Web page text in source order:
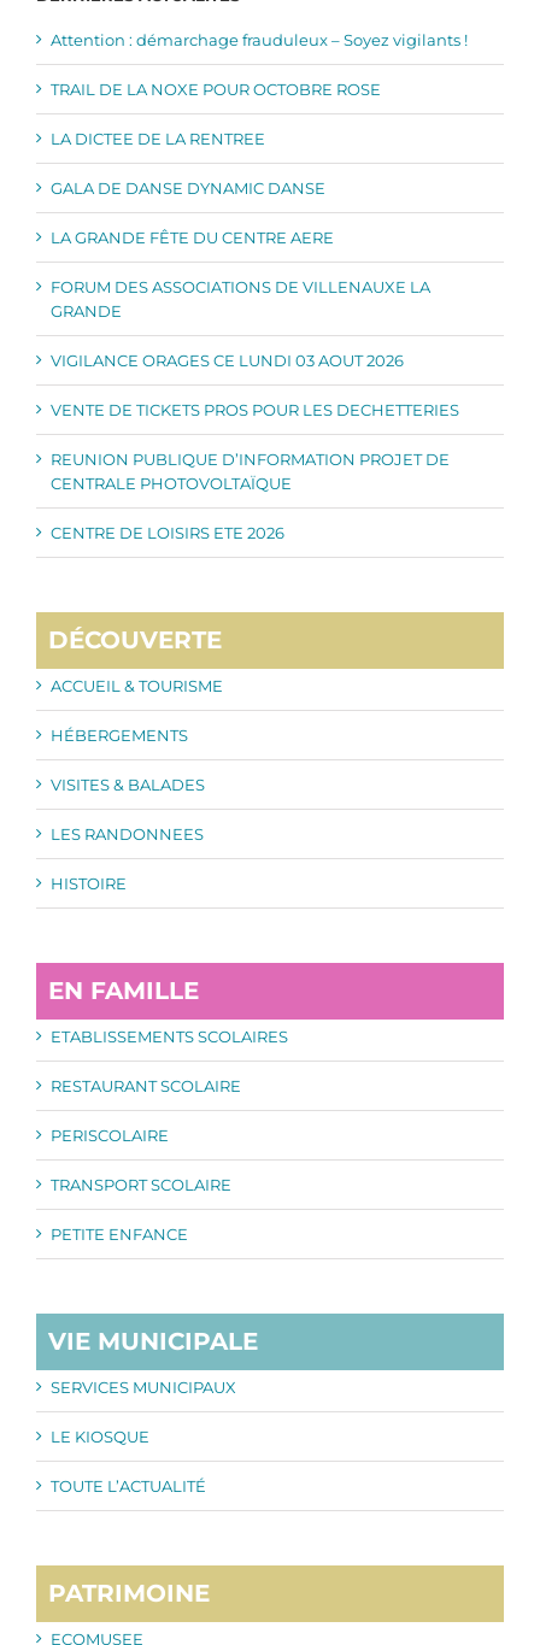
Attention : démarchage frauduleux – Soyez vigilants !
TRAIL DE LA NOXE POUR OCTOBRE ROSE
LA DICTEE DE LA RENTREE
GALA DE DANSE DYNAMIC DANSE
LA GRANDE FÊTE DU CENTRE AERE
FORUM DES ASSOCIATIONS DE VILLENAUXE LA
GRANDE
VIGILANCE ORAGES CE LUNDI 03 AOUT 2026
VENTE DE TICKETS PROS POUR LES DECHETTERIES
REUNION PUBLIQUE D’INFORMATION PROJET DE
CENTRALE PHOTOVOLTAÏQUE
CENTRE DE LOISIRS ETE 2026
DÉCOUVERTE
ACCUEIL & TOURISME
HÉBERGEMENTS
VISITES & BALADES
LES RANDONNEES
HISTOIRE
EN FAMILLE
ETABLISSEMENTS SCOLAIRES
RESTAURANT SCOLAIRE
PERISCOLAIRE
TRANSPORT SCOLAIRE
PETITE ENFANCE
VIE MUNICIPALE
SERVICES MUNICIPAUX
LE KIOSQUE
TOUTE L’ACTUALITÉ
PATRIMOINE
ECOMUSEE